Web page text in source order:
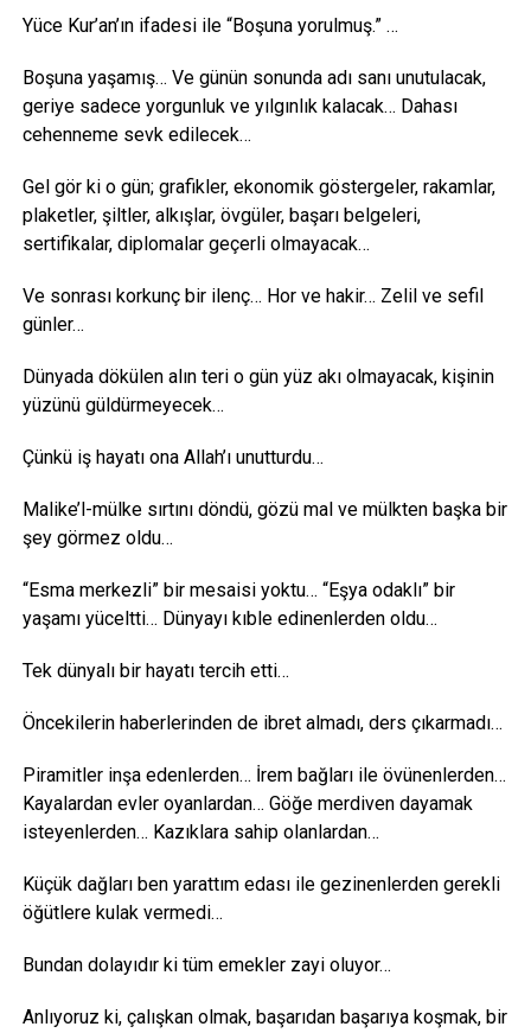
Yüce Kur’an’ın ifadesi ile “Boşuna yorulmuş.” …
Boşuna yaşamış… Ve günün sonunda adı sanı unutulacak,
geriye sadece yorgunluk ve yılgınlık kalacak… Dahası
cehenneme sevk edilecek…
Gel gör ki o gün; grafikler, ekonomik göstergeler, rakamlar,
plaketler, şiltler, alkışlar, övgüler, başarı belgeleri,
sertifikalar, diplomalar geçerli olmayacak…
Ve sonrası korkunç bir ilenç… Hor ve hakir… Zelil ve sefil
günler…
Dünyada dökülen alın teri o gün yüz akı olmayacak, kişinin
yüzünü güldürmeyecek…
Çünkü iş hayatı ona Allah’ı unutturdu…
Malike’l-mülke sırtını döndü, gözü mal ve mülkten başka bir
şey görmez oldu…
“Esma merkezli” bir mesaisi yoktu… “Eşya odaklı” bir
yaşamı yüceltti… Dünyayı kıble edinenlerden oldu…
Tek dünyalı bir hayatı tercih etti…
Öncekilerin haberlerinden de ibret almadı, ders çıkarmadı…
Piramitler inşa edenlerden… İrem bağları ile övünenlerden…
Kayalardan evler oyanlardan… Göğe merdiven dayamak
isteyenlerden… Kazıklara sahip olanlardan…
Küçük dağları ben yarattım edası ile gezinenlerden gerekli
öğütlere kulak vermedi…
Bundan dolayıdır ki tüm emekler zayi oluyor…
Anlıyoruz ki, çalışkan olmak, başarıdan başarıya koşmak, bir